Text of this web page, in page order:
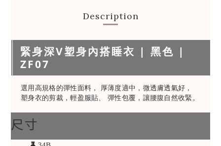
Description
緊身深V塑身內搭睡衣 | 黑色 |
ZF07
選用高規格的彈性面料， 厚薄度適中，微透膚透氣好，
塑身衣的剪裁，輕盈服貼、 彈性包覆，讓腰腹自然收緊。
尺寸